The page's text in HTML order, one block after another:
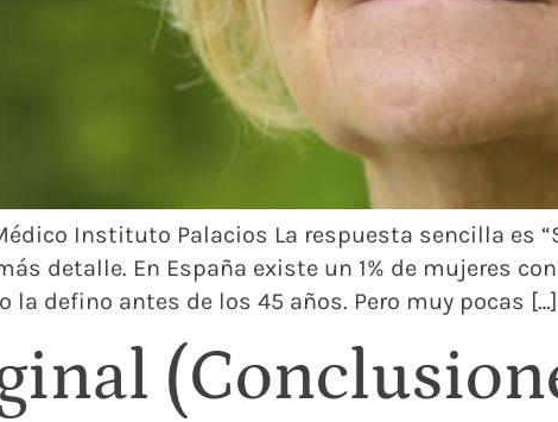
Instituto Palacios La respuesta sencilla es
detalle. En España existe un 1% de mujeres
la defino antes de los 45 años. Pero muy pocas […]